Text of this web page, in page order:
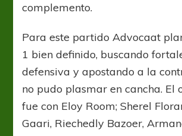
complemento.
Para este partido Advocaat
1 bien definido, buscando
defensiva y apostando a la
no pudo plasmar en cancha. El
fue con Eloy Room; Sherel
Gaari, Riechedly Bazoer,